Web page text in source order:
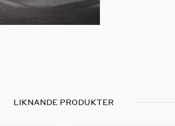
LIKNANDE PRODUKTER